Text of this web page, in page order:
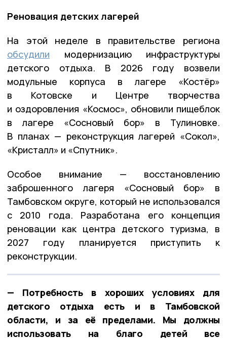
Реновация детских лагерей
На этой неделе в правительстве региона
обсудили модернизацию инфраструктуры
детского отдыха. В 2026 году возвели
модульные корпуса в лагере «Костёр»
в Котовске и Центре творчества
и оздоровления «Космос», обновили пищеблок
в лагере «Сосновый бор» в Тулиновке.
В планах — реконструкция лагерей «Сокол»,
«Кристалл» и «Спутник».
Особое внимание — восстановлению
заброшенного лагеря «Сосновый бор» в
Тамбовском округе, который не использовался
с 2010 года. Разработана его концепция
реновации как центра детского туризма, в
2027 году планируется приступить к
реконструкции.
— Потребность в хороших условиях для
детского отдыха есть и в Тамбовской
области, и за её пределами. Мы должны
использовать на благо детей все